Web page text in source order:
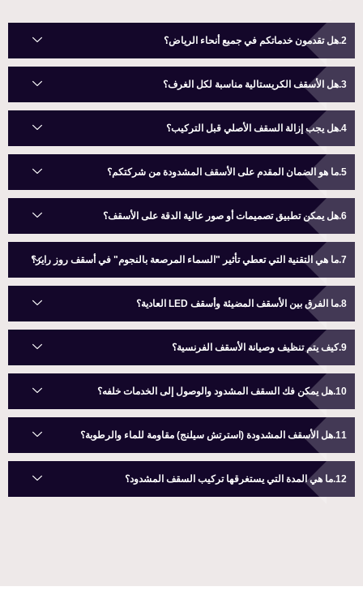
هل تقدمون خدماتكم في جميع أنحاء الرياض؟
هل الأسقف الكريستالية مناسبة لكل الغرف؟
هل يجب إزالة السقف الأصلي قبل التركيب؟
ما هو الضمان المقدم على الأسقف المشدودة من شركتكم؟
هل يمكن تطبيق تصميمات أو صور عالية الدقة على الأسقف؟
ما هي التقنية التي تعطي تأثير "السماء المرصعة بالنجوم" في أسقف روز رايز؟
ما الفرق بين الأسقف المضيئة وأسقف LED العادية؟
كيف يتم تنظيف وصيانة الأسقف الفرنسية؟
هل يمكن فك السقف المشدود والوصول إلى الخدمات خلفه؟
هل الأسقف المشدودة (استرتش سيلنج) مقاومة للماء والرطوبة؟
ما هي المدة التي يستغرقها تركيب السقف المشدود؟